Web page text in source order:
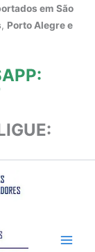
em São
, Porto Alegre e